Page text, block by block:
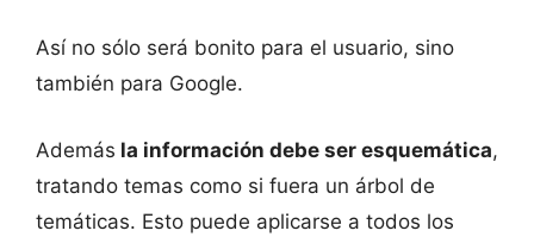
Así no sólo será bonito para el usuario, sino
también para Google.
Además la información debe ser esquemática,
tratando temas como si fuera un árbol de
temáticas. Esto puede aplicarse a todos los